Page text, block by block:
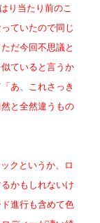
り当たり前のこ
ていたので同じ
だ今回不思議と
ていると言うか
あ、これさっき
と全然違うもの
クというか、ロ
かもしれないけ
進行も含めて色